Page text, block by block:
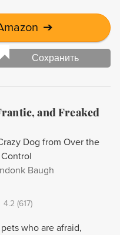
➔
Сохранить
and Freaked
Dog from Over the
Baugh
4.2 (617)
who are afraid,